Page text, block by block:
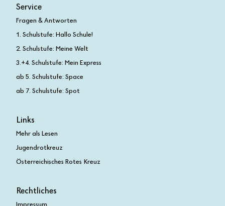
Service
Fragen & Antworten
1. Schulstufe: Hallo Schule!
2. Schulstufe: Meine Welt
3.+4. Schulstufe: Mein Express
ab 5. Schulstufe: Space
ab 7. Schulstufe: Spot
Links
Mehr als Lesen
Jugendrotkreuz
Österreichisches Rotes Kreuz
Rechtliches